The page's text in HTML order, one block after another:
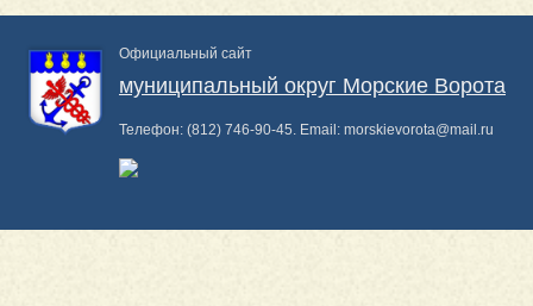
Официальный сайт
муниципальный округ Морские Ворота
Телефон: (812) 746-90-45 . Email: morskievorota@mail.ru